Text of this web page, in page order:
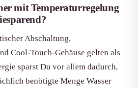
mit Temperaturregelung
Abschaltung,
Cool-Touch-Gehäuse gelten als
sparst Du vor allem dadurch,
benötigte Menge Wasser